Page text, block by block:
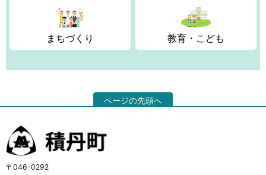
まちづくり 教育・こども
ページの先頭へ
〒046-0292